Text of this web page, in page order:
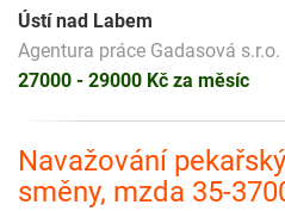
Ústí nad Labem
Agentura práce Gadasová s.r.o.
27000 - 29000 Kč za měsíc
Navažování
směny, mzda 35-